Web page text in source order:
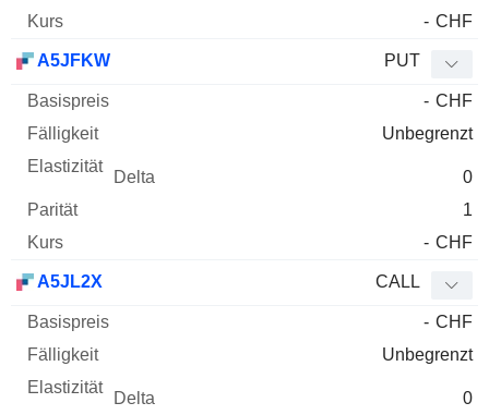
- CHF
A5JFKW PUT
- CHF
Unbegrenzt
0
1
- CHF
A5JL2X CALL
- CHF
Unbegrenzt
0